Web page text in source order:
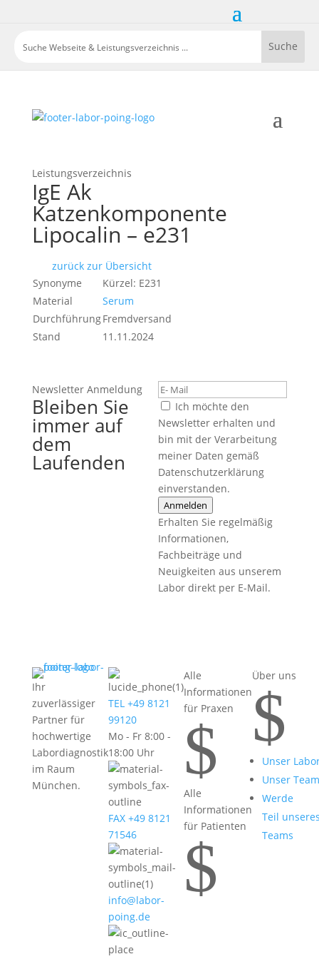
Leistungsverzeichnis
IgE Ak
Katzenkomponente
Lipocalin – e231
zurück zur Übersicht
Synonyme
Kürzel: E231
Material
Serum
DurchführungFremdversand
Stand
11.11.2024
Newsletter Anmeldung
Bleiben Sie
immer auf
dem
Laufenden
Ich möchte den
Newsletter erhalten und
bin mit der Verarbeitung
meiner Daten gemäß
Datenschutzerklärung
einverstanden.
Anmelden
Erhalten Sie regelmäßig
Informationen,
Fachbeiträge und
Neuigkeiten aus unserem
Labor direkt per E-Mail.
Ihr
zuverlässiger
Partner für
hochwertige
Labordiagnostik
im Raum
München.
TEL +49 8121
99120
Mo - Fr 8:00 -
18:00 Uhr
FAX +49 8121
71546
info@labor-
poing.de
Alle
Informationen
für Praxen
$
Alle
Informationen
für Patienten
$
Über uns
$
Unser
Unser Team
Werde
Teil
Teams